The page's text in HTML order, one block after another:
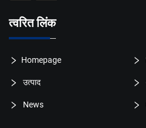
त्वरित लिंक
Homepage
उत्पाद
News